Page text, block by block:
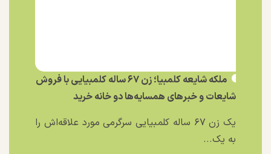
ملکه شایعه کلمبیا؛ زن ۶۷ ساله کلمبیایی با فروش
شایعات و خبر‌های همسایه‌ها دو خانه خرید
یک زن ۶۷ ساله کلمبیایی سرگرمی مورد علاقه‌اش را
به یک...